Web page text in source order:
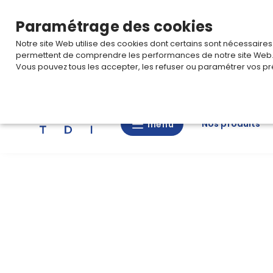
menu
menu Nos produits
Paramétrage des cookies
Notre site Web utilise des cookies dont certains sont
permettent de comprendre les performances de notre site Web.
Vous pouvez tous les accepter, les refuser ou paramétrer vos